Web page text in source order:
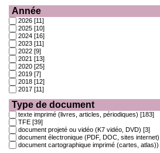
Année
2026 [11]
2025 [10]
2024 [16]
2023 [11]
2022 [9]
2021 [13]
2020 [25]
2019 [7]
2018 [12]
2017 [11]
Type de document
texte imprimé (livres, articles, périodiques) [183]
TFE [39]
document projeté ou vidéo (K7 vidéo, DVD) [3]
document électronique (PDF, DOC, sites internet)
document cartographique imprimé (cartes, atlas))